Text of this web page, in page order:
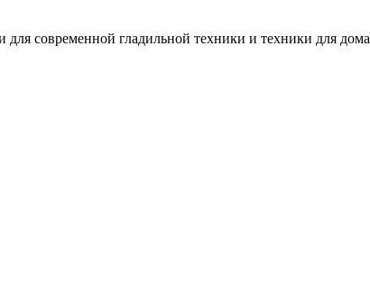
для современной гладильной техники и техники для дома